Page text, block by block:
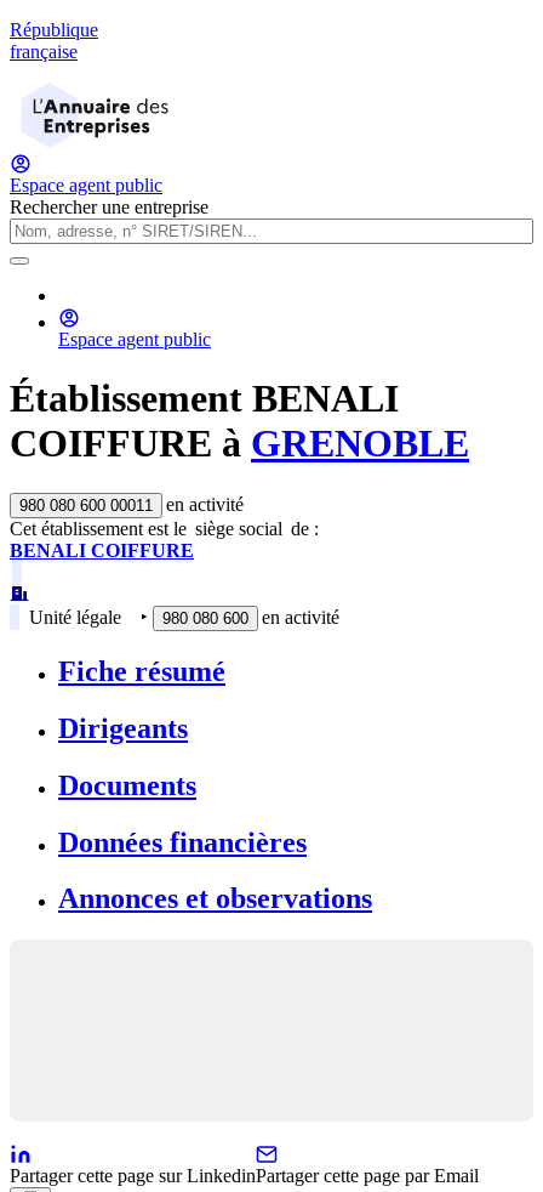
République
française
Espace agent public
Rechercher une entreprise
Espace agent public
Établissement BENALI
COIFFURE à GRENOBLE
980 080 600 00011
en activité
Cet établissement est le siège social de :
BENALI COIFFURE
Unité légale ‣ 980 080 600 en activité
Fiche résumé
Dirigeants
Documents
Données financières
Annonces et observations
Partager cette page sur LinkedinPartager cette page par Email